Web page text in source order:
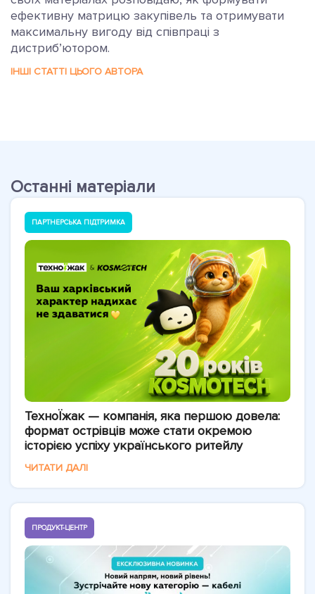
ефективну матрицю закупівель та отримувати
максимальну вигоду від співпраці з
дистриб’ютором.
ІНШІ СТАТТІ ЦЬОГО АВТОРА
Останні матеріали
ПАРТНЕРСЬКА ПІДТРИМКА
ТехноЇжак — компанія, яка першою довела:
формат острівців може стати окремою
історією успіху українського ритейлу
ЧИТАТИ ДАЛІ
ПРОДУКТ-ЦЕНТР